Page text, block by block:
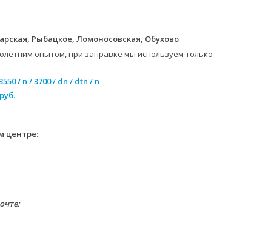
Рыбацкое, Ломоносовская, Обухово
опытом, при заправке мы используем только
/ n / 3700 / dn / dtn / n
центре: